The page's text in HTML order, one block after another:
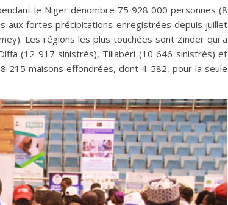
le Niger dénombre 75 928 000 personnes (8
aux fortes précipitations enregistrées depuis juillet
Les régions les plus touchées sont Zinder qui a
(12 917 sinistrés), Tillabéri (10 646 sinistrés) et
215 maisons effondrées, dont 4 582, pour la seule